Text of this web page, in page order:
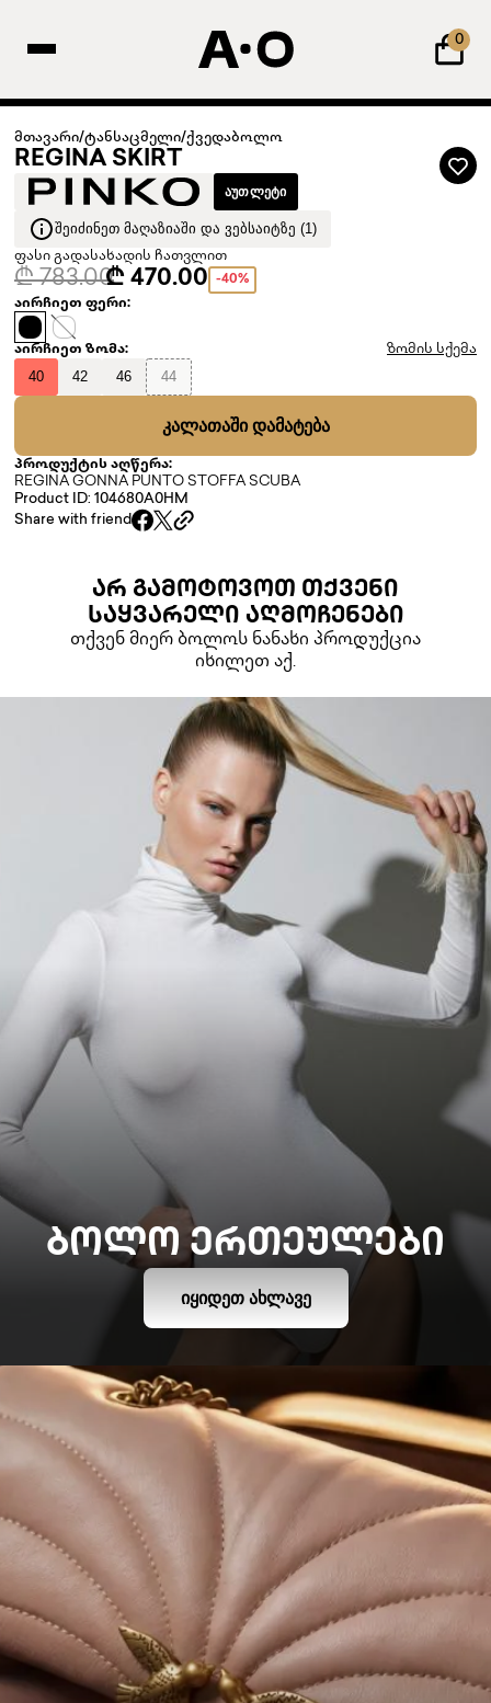
0
მთავარი/ტანსაცმელი/ქვედაბოლო
REGINA SKIRT
ᲐᲣᲗᲚᲔᲢᲘ
ᲨᲔᲘᲫᲘᲜᲔᲗ ᲛᲐᲦᲐᲖᲘᲐᲨᲘ ᲓᲐ ᲕᲔᲑᲡᲐᲘᲢᲖᲔ (1)
ფასი გადასახადის ჩათვლით
₾ 783.00₾ 470.00 -40%
აირჩიეთ ფერი:
აირჩიეთ ზომა: ზომის სქემა
40 42 46 44
ᲙᲐᲚᲐᲗᲐᲨᲘ ᲓᲐᲛᲐᲢᲔᲑᲐ
პროდუქტის აღწერა:
REGINA GONNA PUNTO STOFFA SCUBA
Product ID: 104680A0HM
Share with friend
ᲐᲠ ᲒᲐᲛᲝᲢᲝᲕᲝᲗ ᲗᲥᲕᲔᲜᲘ
ᲡᲐᲧᲕᲐᲠᲔᲚᲘ ᲐᲦᲛᲝᲩᲔᲜᲔᲑᲘ
თქვენ მიერ ბოლოს ნანახი პროდუქცია
იხილეთ აქ.
ᲑᲝᲚᲝ ᲔᲠᲗᲔᲣᲚᲔᲑᲘ
ᲘᲧᲘᲓᲔᲗ ᲐᲮᲚᲐᲕᲔ